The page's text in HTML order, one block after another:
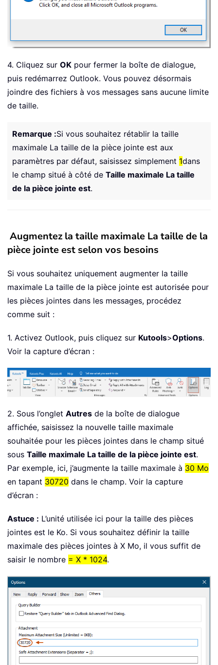
4. Cliquez sur OK pour fermer la boîte de dialogue,
puis redémarrez Outlook. Vous pouvez désormais
joindre des fichiers à vos messages sans aucune limite
de taille.
Remarque :Si vous souhaitez rétablir la taille
maximale La taille de la pièce jointe est aux
paramètres par défaut, saisissez simplement 1dans
le champ situé à côté de Taille maximale La taille
de la pièce jointe est.
Augmentez la taille maximale La taille de la
pièce jointe est selon vos besoins
Si vous souhaitez uniquement augmenter la taille
maximale La taille de la pièce jointe est autorisée pour
les pièces jointes dans les messages, procédez
comme suit :
1. Activez Outlook, puis cliquez sur Kutools>Options.
Voir la capture d’écran :
2. Sous l’onglet Autres de la boîte de dialogue
affichée, saisissez la nouvelle taille maximale
souhaitée pour les pièces jointes dans le champ situé
sous Taille maximale La taille de la pièce jointe est.
Par exemple, ici, j’augmente la taille maximale à 30 Mo
en tapant 30720 dans le champ. Voir la capture
d’écran :
Astuce : L’unité utilisée ici pour la taille des pièces
jointes est le Ko. Si vous souhaitez définir la taille
maximale des pièces jointes à X Mo, il vous suffit de
saisir le nombre = X * 1024.